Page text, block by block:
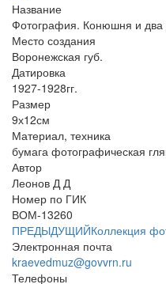
Название
Фотография. Конюшня и два
Место создания
Воронежская губ.
Датировка
1927-1928гг.
Размер
9х12см
Материал, техника
бумага фотографическая
Автор
Леонов Д Д
Номер по ГИК
ВОМ-13260
ПРЕДЫДУЩИЙКоллекция
Электронная почта
kraevedmuz@govvrn.ru
Телефоны